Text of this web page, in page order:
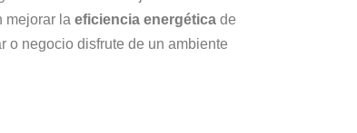
mejorar la eficiencia energética de
o negocio disfrute de un ambiente